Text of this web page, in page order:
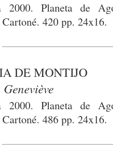
2000. Planeta de
420 pp. 24x16.
DE MONTIJO
2000. Planeta de
486 pp. 24x16.